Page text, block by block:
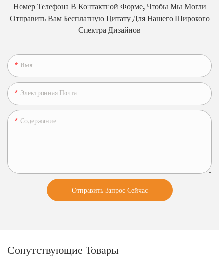
Номер Телефона В Контактной Форме, Чтобы Мы Могли
Отправить Вам Бесплатную Цитату Для Нашего Широкого
Спектра Дизайнов
Имя
Электронная Почта
Содержание
Отправить Запрос Сейчас
Сопутствующие Товары